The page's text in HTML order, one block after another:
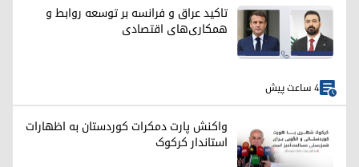
تاکید عراق و فرانسه بر توسعه روابط و
همکاری‌های اقتصادی
4 ساعت پیش
واکنش پارت دمکرات کوردستان به اظهارات
استاندار کرکوک